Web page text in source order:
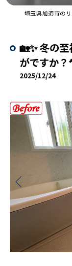
🏡✨ 冬の
がですか？
2025/12/24